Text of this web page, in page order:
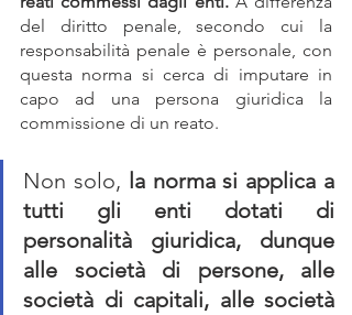
del diritto penale, secondo cui la
responsabilità penale è personale, con
questa norma si cerca di imputare in
capo ad una persona giuridica la
commissione di un reato.
Non solo, la norma si applica a
tutti gli enti dotati di
personalità giuridica, dunque
alle società di persone, alle
società di capitali, alle società